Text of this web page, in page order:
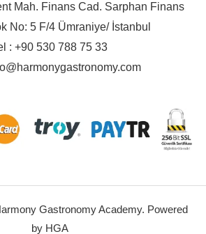
Mah. Finans Cad. Sarphan Finans
No: 5 F/4 Ümraniye/ İstanbul
: +90 530 788 75 33
Gastronomy Academy. Powered
by HGA